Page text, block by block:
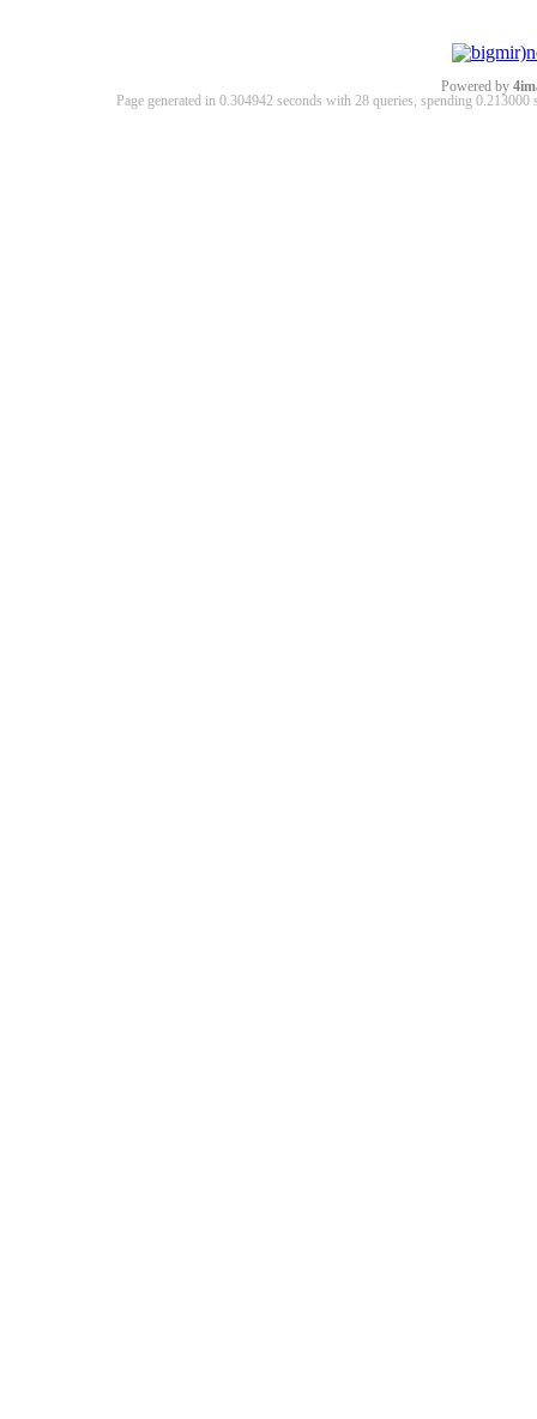
Powered by
Page generated in 0.304942 seconds with 28 queries, spending